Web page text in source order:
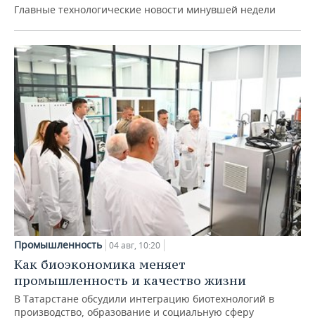
Главные технологические новости минувшей недели
Промышленность 04 авг, 10:20
Как биоэкономика меняет
промышленность и качество жизни
В Татарстане обсудили интеграцию биотехнологий в
производство, образование и социальную сферу